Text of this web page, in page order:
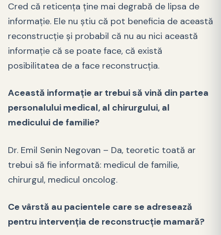
Cred că reticența ține mai degrabă de lipsa de
informație. Ele nu știu că pot beneficia de această
reconstrucție și probabil că nu au nici această
informație că se poate face, că există
posibilitatea de a face reconstrucția.
Această informație ar trebui să vină din partea
personalului medical, al chirurgului, al
medicului de familie?
Dr. Emil Senin Negovan – Da, teoretic toată ar
trebui să fie informată: medicul de familie,
chirurgul, medicul oncolog.
Ce vârstă au pacientele care se adresează
pentru intervenția de reconstrucție mamară?